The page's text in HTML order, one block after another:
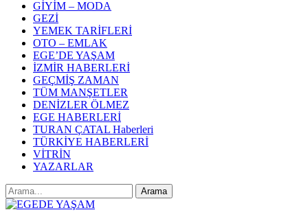
GİYİM – MODA
GEZİ
YEMEK TARİFLERİ
OTO – EMLAK
EGE’DE YAŞAM
İZMİR HABERLERİ
GEÇMİŞ ZAMAN
TÜM MANŞETLER
DENİZLER ÖLMEZ
EGE HABERLERİ
TURAN ÇATAL Haberleri
TÜRKİYE HABERLERİ
VİTRİN
YAZARLAR